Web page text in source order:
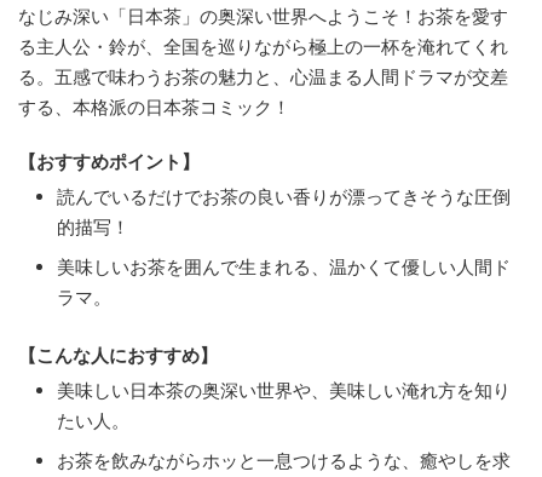
なじみ深い「日本茶」の奥深い世界へようこそ！お茶を愛す
る主人公・鈴が、全国を巡りながら極上の一杯を淹れてくれ
る。五感で味わうお茶の魅力と、心温まる人間ドラマが交差
する、本格派の日本茶コミック！
【おすすめポイント】
読んでいるだけでお茶の良い香りが漂ってきそうな圧倒
的描写！
美味しいお茶を囲んで生まれる、温かくて優しい人間ド
ラマ。
【こんな人におすすめ】
美味しい日本茶の奥深い世界や、美味しい淹れ方を知り
たい人。
お茶を飲みながらホッと一息つけるような、癒やしを求